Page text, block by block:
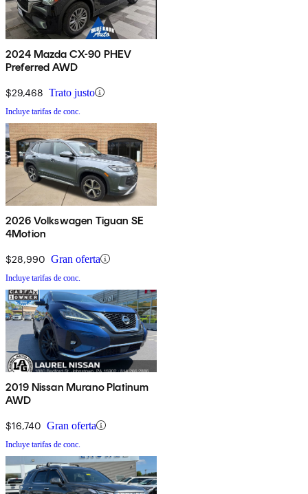
2024 Mazda CX-90 PHEV
Preferred AWD
$29,468 Trato justo
Incluye tarifas de conc.
2026 Volkswagen Tiguan SE
4Motion
$28,990 Gran oferta
Incluye tarifas de conc.
2019 Nissan Murano Platinum
AWD
$16,740 Gran oferta
Incluye tarifas de conc.